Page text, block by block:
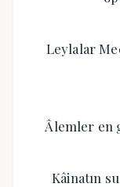
Leylalar
Âlemler en
Kâinatın